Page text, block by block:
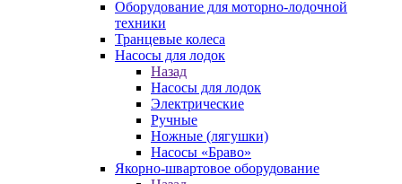
Оборудование для моторно-лодочной
техники
Транцевые колеса
Насосы для лодок
Назад
Насосы для лодок
Электрические
Ручные
Ножные (лягушки)
Насосы «Браво»
Якорно-швартовое оборудование